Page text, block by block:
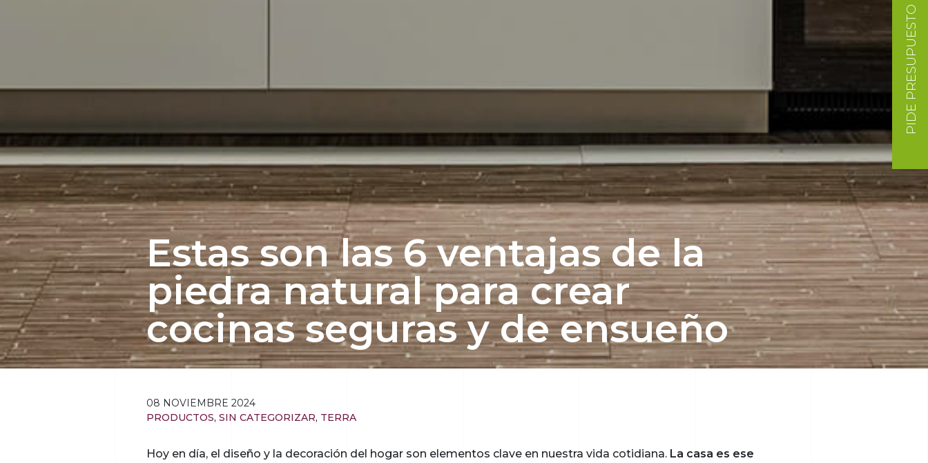
Estas son las 6 ventajas de la
piedra natural para crear
cocinas seguras y de ensueño
08 NOVIEMBRE 2024
PRODUCTOS, SIN CATEGORIZAR, TERRA
Hoy en día, el diseño y la decoración del hogar son elementos clave en nuestra vida cotidiana. La casa es ese
PIDE PRESUPUESTO